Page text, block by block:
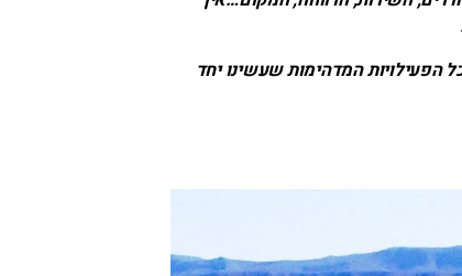
הפעילויות המדהימות שעשינו יחד